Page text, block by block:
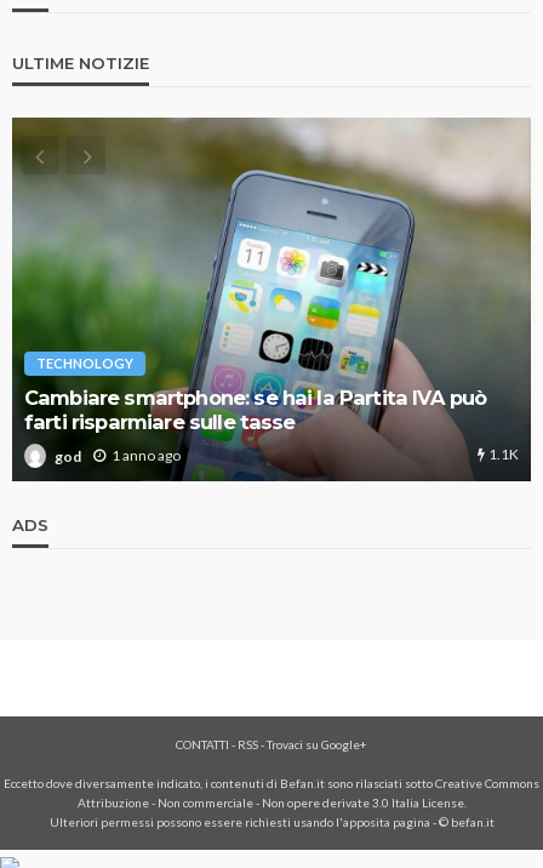
ULTIME NOTIZIE
TECHNOLOGY
Cambiare smartphone: se hai la Partita IVA può
farti risparmiare sulle tasse
god 1 anno ago 1.1K
ADS
CONTATTI - RSS-Trovaci su Google+
Eccetto dove diversamente indicato, i contenuti di Befan.it sono rilasciati sotto Creative Commons
Attribuzione - Non commerciale - Non opere derivate 3.0 Italia License.
Ulteriori permessi possono essere richiesti usando l'apposita pagina - © befan.it